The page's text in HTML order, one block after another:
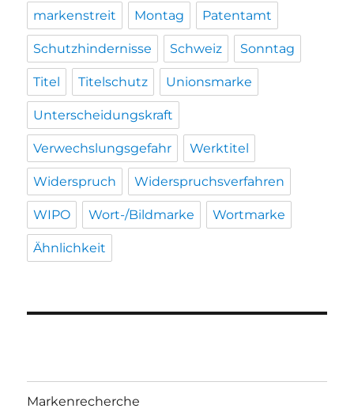
markenstreit Montag Patentamt
Schutzhindernisse Schweiz Sonntag
Titel Titelschutz Unionsmarke
Unterscheidungskraft
Verwechslungsgefahr Werktitel
Widerspruch Widerspruchsverfahren
WIPO Wort-/Bildmarke Wortmarke
Ähnlichkeit
Markenrecherche